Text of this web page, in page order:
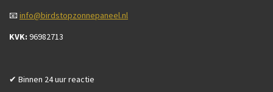
📧info@birdstopzonnepaneel.nl
KVK: 96982713
✔ Binnen 24 uur reactie